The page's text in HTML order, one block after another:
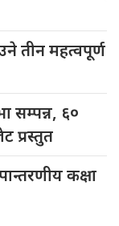
तीन महत्वपूर्ण
सम्पन्न, ६०
प्रस्तुत
कक्षा